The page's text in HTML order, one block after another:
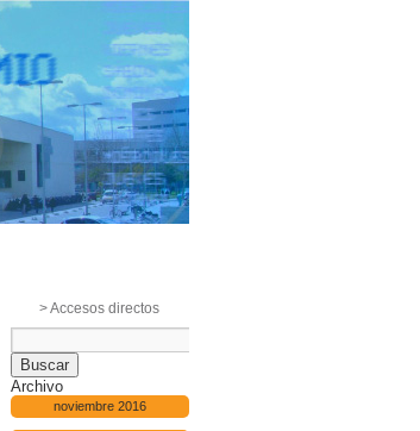
> Accesos directos
Archivo
noviembre 2016